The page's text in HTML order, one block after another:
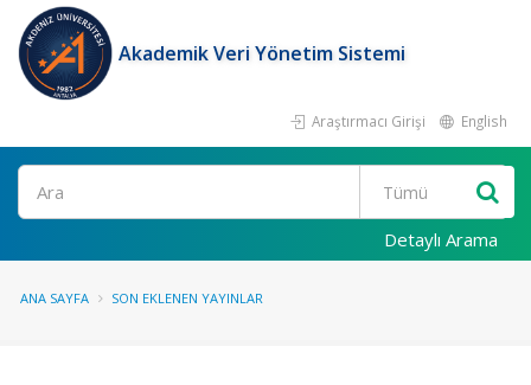
Akademik Veri Yönetim Sistemi
Araştırmacı Girişi English
Ara
Detaylı Arama
ANA SAYFA SON EKLENEN YAYINLAR